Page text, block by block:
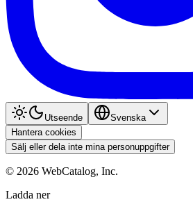
Utseende
Svenska
Hantera cookies
Sälj eller dela inte mina personuppgifter
© 2026 WebCatalog, Inc.
Ladda ner